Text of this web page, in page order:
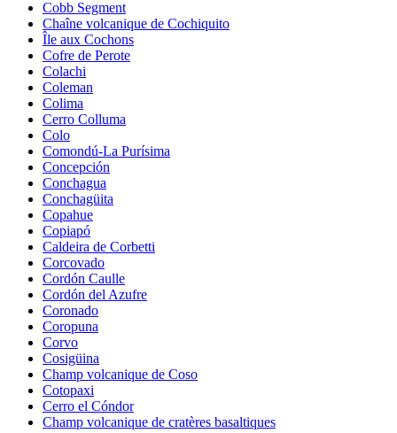
Cobb Segment
Chaîne volcanique de Cochiquito
Île aux Cochons
Cofre de Perote
Colachi
Coleman
Colima
Cerro Colluma
Colo
Comondú-La Purísima
Concepción
Conchagua
Conchagüita
Copahue
Copiapó
Caldeira de Corbetti
Corcovado
Cordón Caulle
Cordón del Azufre
Coronado
Coropuna
Corvo
Cosigüina
Champ volcanique de Coso
Cotopaxi
Cerro el Cóndor
Champ volcanique de cratères basaltiques